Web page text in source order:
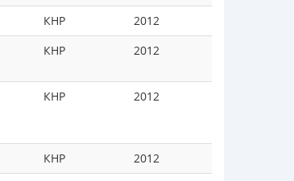
КНР
2012
КНР 2012
КНР 2012
КНР
2012